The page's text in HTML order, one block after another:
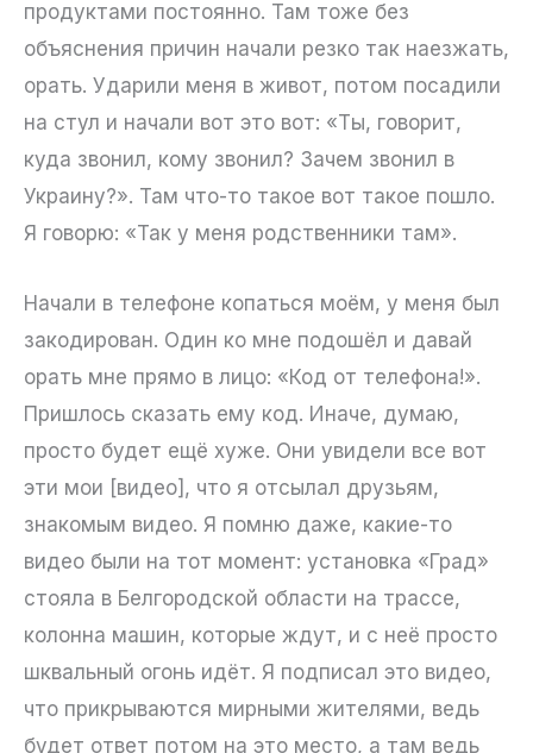
продуктами постоянно. Там тоже без
объяснения причин начали резко так наезжать,
орать. Ударили меня в живот, потом посадили
на стул и начали вот это вот: «Ты, говорит,
куда звонил, кому звонил? Зачем звонил в
Украину?». Там что-то такое вот такое пошло.
Я говорю: «Так у меня родственники там».
Начали в телефоне копаться моём, у меня был
закодирован. Один ко мне подошёл и давай
орать мне прямо в лицо: «Код от телефона!».
Пришлось сказать ему код. Иначе, думаю,
просто будет ещё хуже. Они увидели все вот
эти мои [видео], что я отсылал друзьям,
знакомым видео. Я помню даже, какие-то
видео были на тот момент: установка «Град»
стояла в Белгородской области на трассе,
колонна машин, которые ждут, и с неё просто
шквальный огонь идёт. Я подписал это видео,
что прикрываются мирными жителями, ведь
будет ответ потом на это место, а там ведь